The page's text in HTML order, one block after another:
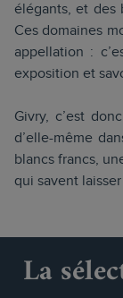
élégants, et des
Ces domaines
appellation :
exposition et
Givry, c’est
d’elle-même
blancs francs,
qui savent
La